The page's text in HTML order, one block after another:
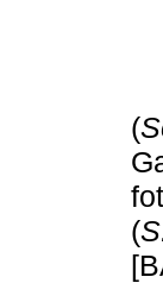
(
(